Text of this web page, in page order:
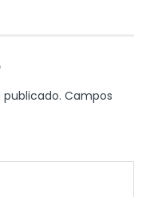
Campos